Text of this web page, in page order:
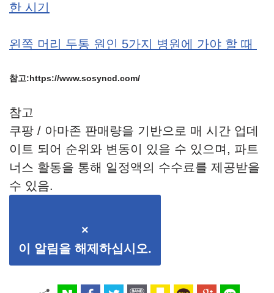
한 시기
왼쪽 머리 두통 원인 5가지 병원에 가야 할 때
참고:https://www.sosyncd.com/
참고
쿠팡 / 아마존 판매량을 기반으로 매 시간 업데
이트 되어 순위와 변동이 있을 수 있으며, 파트
너스 활동을 통해 일정액의 수수료를 제공받을
수 있음.
×
이 알림을 해제하십시오.